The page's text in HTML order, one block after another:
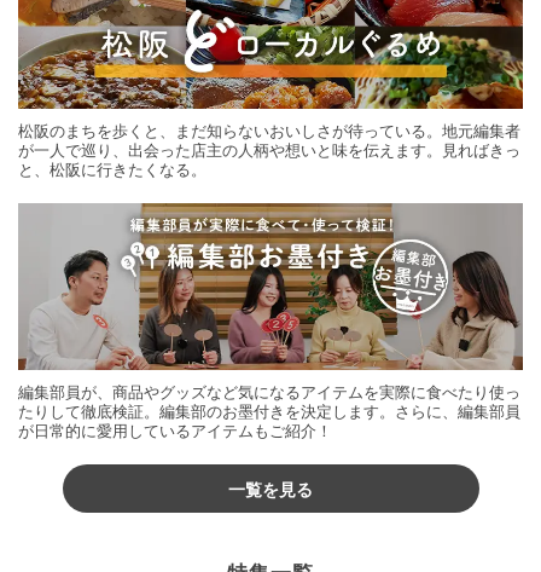
松阪のまちを歩くと、まだ知らないおいしさが待っている。地元編集者
が一人で巡り、出会った店主の人柄や想いと味を伝えます。見ればきっ
と、松阪に行きたくなる。
編集部員が、商品やグッズなど気になるアイテムを実際に食べたり使っ
たりして徹底検証。編集部のお墨付きを決定します。さらに、編集部員
が日常的に愛用しているアイテムもご紹介！
一覧を見る